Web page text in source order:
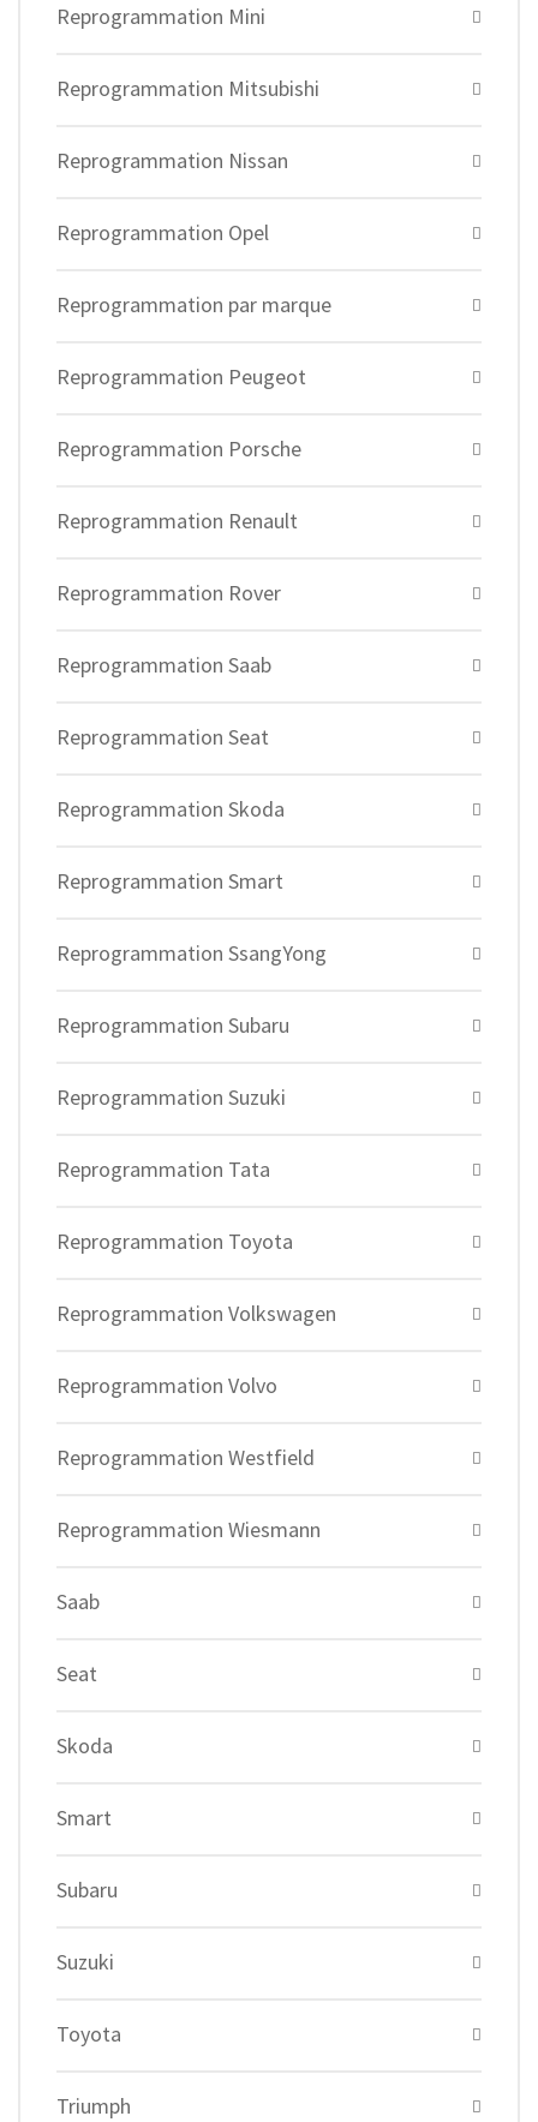
Reprogrammation Mini
Reprogrammation Mitsubishi
Reprogrammation Nissan
Reprogrammation Opel
Reprogrammation par marque
Reprogrammation Peugeot
Reprogrammation Porsche
Reprogrammation Renault
Reprogrammation Rover
Reprogrammation Saab
Reprogrammation Seat
Reprogrammation Skoda
Reprogrammation Smart
Reprogrammation SsangYong
Reprogrammation Subaru
Reprogrammation Suzuki
Reprogrammation Tata
Reprogrammation Toyota
Reprogrammation Volkswagen
Reprogrammation Volvo
Reprogrammation Westfield
Reprogrammation Wiesmann
Saab
Seat
Skoda
Smart
Subaru
Suzuki
Toyota
Triumph